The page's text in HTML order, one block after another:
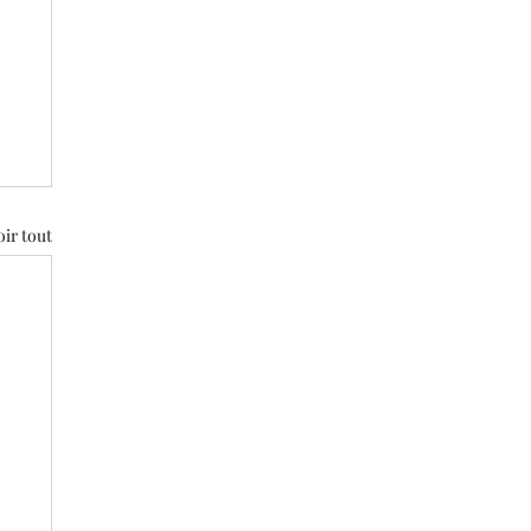
tout